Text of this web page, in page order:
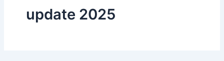
update 2025